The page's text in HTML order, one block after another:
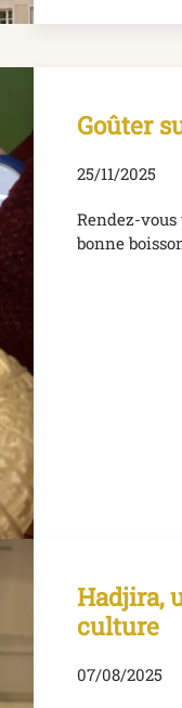
Goûter
25/11/2025
Rendez-vous
bonne
Hadjira,
culture
07/08/2025